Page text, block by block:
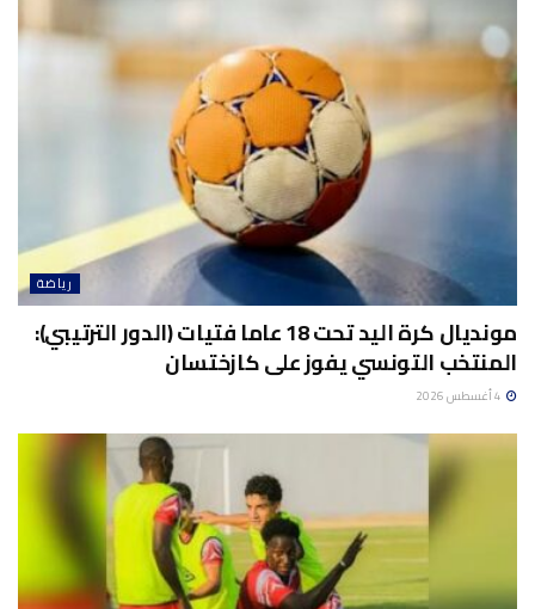
رياضة
مونديال كرة اليد تحت 18 عاما فتيات (الدور الترتيبي):
المنتخب التونسي يفوز على كازختسان